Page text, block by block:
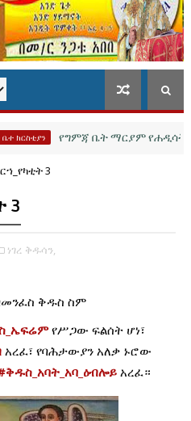
የግምጃ ቤት ማርያም የሐዲሳት እና
3
3
ነገረ ቅዱሳን,
ቅዱስ ስም
የሥጋው ፍልሰት ሆነ፣
አረፈ፣ የባሕታውያን አለቃ ኑሮው
አረፈ።